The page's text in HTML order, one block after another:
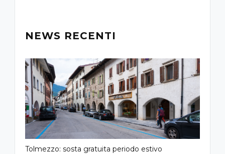
NEWS RECENTI
Tolmezzo: sosta gratuita periodo estivo